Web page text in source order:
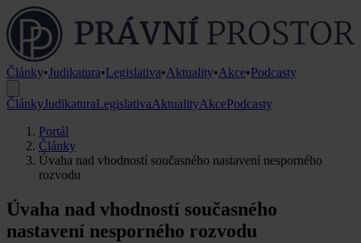
Články•Judikatura•Legislativa•Aktuality•Akce•Podcasty
ČlánkyJudikaturaLegislativaAktualityAkcePodcasty
Portál
Články
Úvaha nad vhodností současného nastavení nesporného
rozvodu
Úvaha nad vhodností současného
nastavení nesporného rozvodu